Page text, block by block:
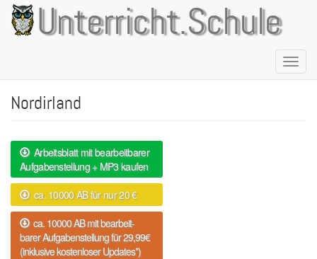
Direkt
zum
Inhalt
Unterricht.Schule
Nordirland
Arbeitsblatt mit bearbeitbarer
Aufgabenstellung + MP3 kaufen
ca. 10000 AB für nur 20 €
ca. 10000 AB mit bearbeit-
barer Aufgabenstellung für 29,99€
(inklusive kostenloser Updates*)